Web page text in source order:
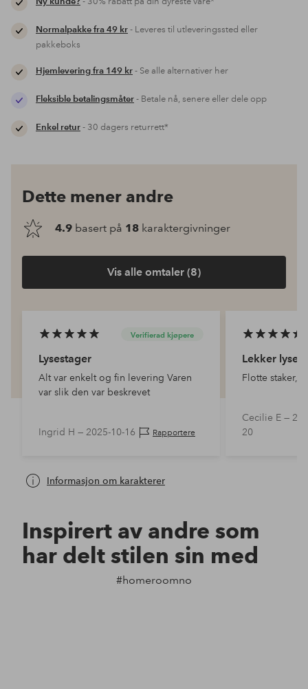
Normalpakke fra 49 kr- Leveres til utleveringssted eller
pakkeboks
Hjemlevering fra 149 kr- Se alle alternativer her
Fleksible betalingsmåter- Betale nå, senere eller dele opp
Enkel retur- 30 dagers returrett*
Dette mener andre
4.9 basert på 18 karaktergivninger
Vis alle omtaler (8)
Verifierad kjøpere
Lysestager
Alt var enkelt og fin levering Varen
var slik den var beskrevet
Ingrid H — 2025-10-16 Rapportere
Lekker
Cecilie E —
20
Informasjon om karakterer
Inspirert av andre som
har delt stilen sin med
#homeroomno